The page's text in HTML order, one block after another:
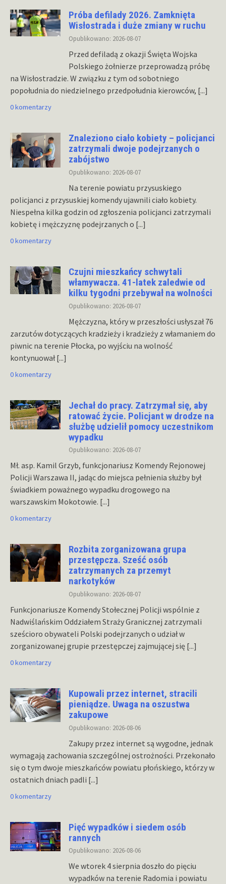
Próba defilady 2026. Zamknięta
Wisłostrada i duże zmiany w ruchu
Opublikowano: 2026-08-07
Przed defiladą z okazji Święta Wojska
Polskiego żołnierze przeprowadzą próbę
na Wisłostradzie. W związku z tym od sobotniego
popołudnia do niedzielnego przedpołudnia kierowców, [...]
0 komentarzy
Znaleziono ciało kobiety – policjanci
zatrzymali dwoje podejrzanych o
zabójstwo
Opublikowano: 2026-08-07
Na terenie powiatu przysuskiego
policjanci z przysuskiej komendy ujawnili ciało kobiety.
Niespełna kilka godzin od zgłoszenia policjanci zatrzymali
kobietę i mężczyznę podejrzanych o [...]
0 komentarzy
Czujni mieszkańcy schwytali
włamywacza. 41-latek zaledwie od
kilku tygodni przebywał na wolności
Opublikowano: 2026-08-07
Mężczyzna, który w przeszłości usłyszał 76
zarzutów dotyczących kradzieży i kradzieży z włamaniem do
piwnic na terenie Płocka, po wyjściu na wolność
kontynuował[...]
0 komentarzy
Jechał do pracy. Zatrzymał się, aby
ratować życie. Policjant w drodze na
służbę udzielił pomocy uczestnikom
wypadku
Opublikowano: 2026-08-07
Mł. asp. Kamil Grzyb, funkcjonariusz Komendy Rejonowej
Policji Warszawa II, jadąc do miejsca pełnienia służby był
świadkiem poważnego wypadku drogowego na
warszawskim Mokotowie. [...]
0 komentarzy
Rozbita zorganizowana grupa
przestępcza. Sześć osób
zatrzymanych za przemyt
narkotyków
Opublikowano: 2026-08-07
Funkcjonariusze Komendy Stołecznej Policji wspólnie z
Nadwiślańskim Oddziałem Straży Granicznej zatrzymali
sześcioro obywateli Polski podejrzanych o udział w
zorganizowanej grupie przestępczej zajmującej się [...]
0 komentarzy
Kupowali przez internet, stracili
pieniądze. Uwaga na oszustwa
zakupowe
Opublikowano: 2026-08-06
Zakupy przez internet są wygodne, jednak
wymagają zachowania szczególnej ostrożności. Przekonało
się o tym dwoje mieszkańców powiatu płońskiego, którzy w
ostatnich dniach padli [...]
0 komentarzy
Pięć wypadków i siedem osób
rannych
Opublikowano: 2026-08-06
We wtorek 4 sierpnia doszło do pięciu
wypadków na terenie Radomia i powiatu